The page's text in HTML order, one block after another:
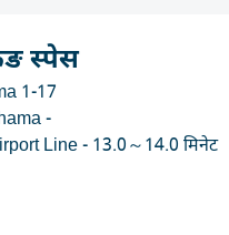
स्पेस
1-17
-
Line - 13.0～14.0 मिनेट